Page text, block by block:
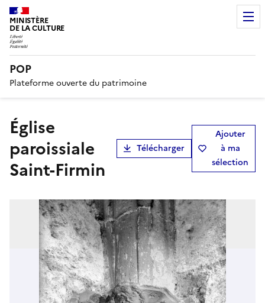
MINISTÈRE
DE LA CULTURE
POP
Plateforme ouverte du patrimoine
église
paroissiale
Saint-Firmin
Télécharger
Ajouter
à ma
sélection